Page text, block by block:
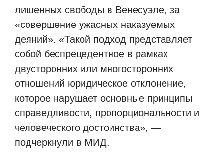
лишенных свободы в Венесуэле, за
«совершение ужасных наказуемых
деяний». «Такой подход представляет
собой беспрецедентное в рамках
двусторонних или многосторонних
отношений юридическое отклонение,
которое нарушает основные принципы
справедливости, пропорциональности и
человеческого достоинства», —
подчеркнули в МИД.